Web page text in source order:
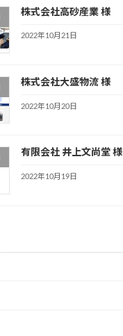
株式会社高砂産業 様
2022年10月21日
株式会社大盛物流 様
2022年10月20日
有限会社 井上文尚堂 様
2022年10月19日